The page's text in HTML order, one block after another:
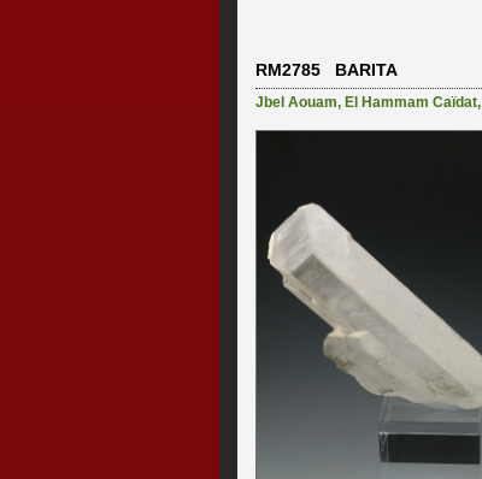
RM2785 BARITA
Jbel Aouam, El Hammam Caïdat,